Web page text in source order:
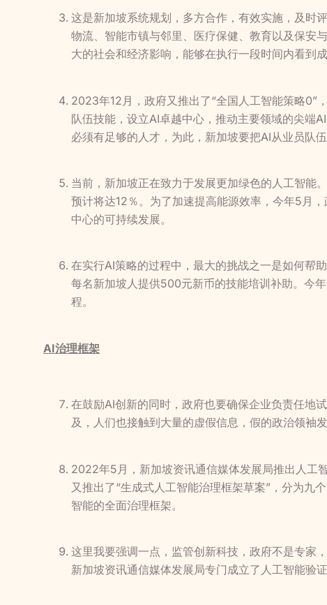
这是新加坡系统规划，多方合作，有效实施，及时
物流、智能市镇与邻里、医疗保健、教育以及保安
大的社会和经济影响，能够在执行一段时间内看到
2023年12月，政府又推出了“全国人工智能策略0”
队伍技能，设立AI卓越中心，推动主要领域的尖端
必须有足够的人才，为此，新加坡要把AI从业员队
当前，新加坡正在致力于发展更加绿色的人工智能
预计将达12％。为了加速提高能源效率，今年5月
中心的可持续发展。
在实行AI策略的过程中，最大的挑战之一是如何帮
每名新加坡人提供500元新币的技能培训补助。今
程。
AI治理框架
在鼓励AI创新的同时，政府也要确保企业负责任地
及，人们也接触到大量的虚假信息，假的政治领袖
2022年5月，新加坡资讯通信媒体发展局推出人工
又推出了“生成式人工智能治理框架草案”，分为九
智能的全面治理框架。
这里我要强调一点，监管创新科技，政府不是专家
新加坡资讯通信媒体发展局专门成立了人工智能验